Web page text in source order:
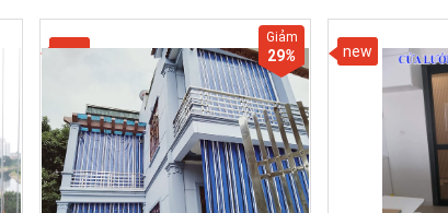
new
Giảm
29% new